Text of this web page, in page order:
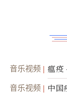
音乐视频 瘟疫
音乐视频 中国